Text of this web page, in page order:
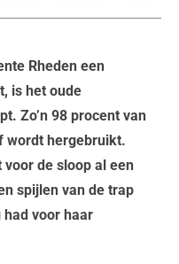
Rheden een
is het oude
Zo’n 98 procent van
wordt hergebruikt.
voor de sloop al een
spijlen van de trap
voor haar